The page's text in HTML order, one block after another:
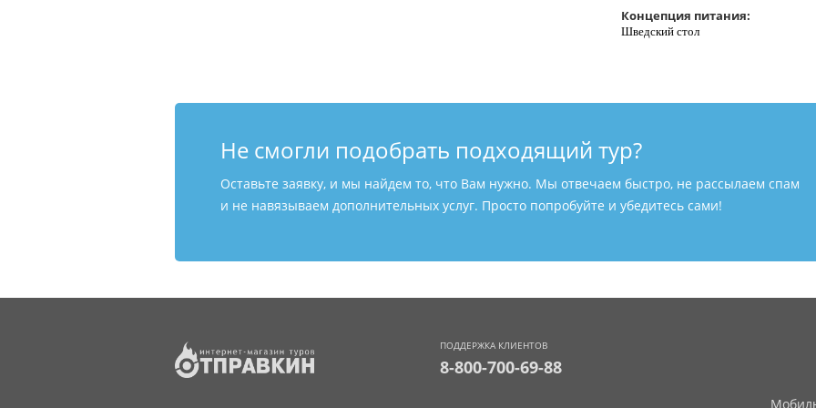
Концепция питания:
Шведский стол
Не смогли подобрать подходящий тур?
Оставьте заявку, и мы найдем то, что Вам нужно. Мы отвечаем быстро, не рассылаем спам
и не навязываем дополнительных услуг. Просто попробуйте и убедитесь сами!
ПОДДЕРЖКА КЛИЕНТОВ
8-800-700-69-88